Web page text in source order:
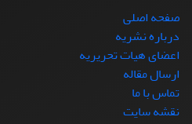
صفحه اصلی
درباره نشریه
اعضای هیات تحریریه
ارسال مقاله
تماس با ما
نقشه سایت